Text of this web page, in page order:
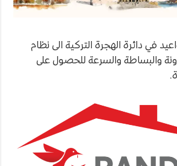
في دائرة الهجرة التركية الى نظام
والبساطة والسرعة للحصول على